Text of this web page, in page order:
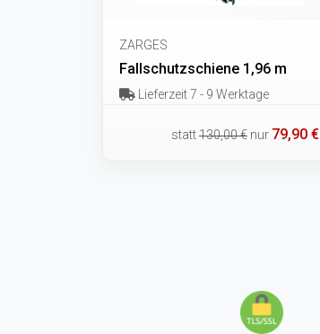
ZARGES
Fallschutzschiene 1,96 m
Lieferzeit 7 - 9 Werktage
statt130,00 € nur 79,90 €